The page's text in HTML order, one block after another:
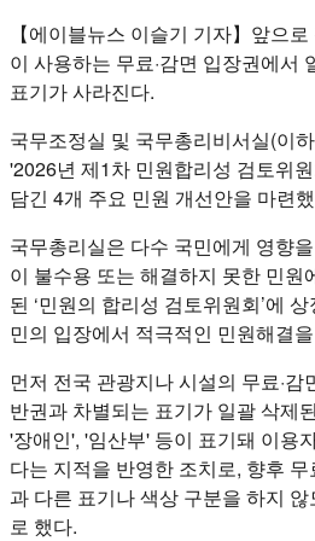
【에이블뉴스 이슬기 기자】앞으
이 사용하는 무료·감면 입장권에서
표기가 사라진다.
국무조정실 및 국무총리비서실(이
'2026년 제1차 민원합리성 검토위
담긴 4개 주요 민원 개선안을 마련
국무총리실은 다수 국민에게 영향
이 불수용 또는 해결하지 못한 민원
된 ‘민원의 합리성 검토위원회’에
민의 입장에서 적극적인 민원해결
먼저 전국 관광지나 시설의 무료·
반권과 차별되는 표기가 일괄 삭제
'장애인', '임산부' 등이 표기돼 이용
다는 지적을 반영한 조치로, 향후 무
과 다른 표기나 색상 구분을 하지
로 했다.